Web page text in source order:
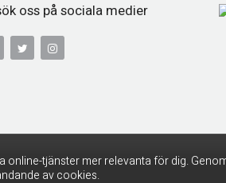
tjänster mer relevanta för dig.
av cookies.
oss på sociala medier